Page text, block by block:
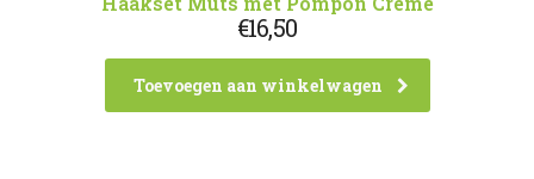
€16,50
Toevoegen aan winkelwagen